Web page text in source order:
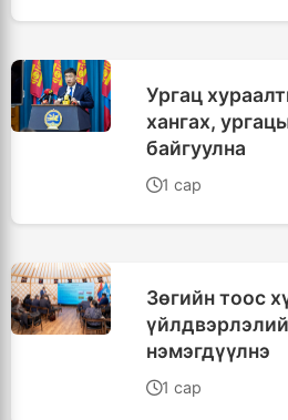
Ургац
хангах,
байгуулна
1 сар
Зөгийн тоос
нэмэгдүүлнэ
1 сар